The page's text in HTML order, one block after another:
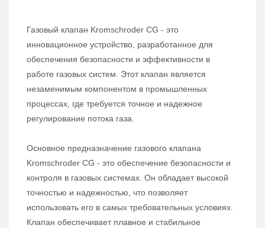
Газовый клапан Kromschroder CG - это
инновационное устройство, разработанное для
обеспечения безопасности и эффективности в
работе газовых систем. Этот клапан является
незаменимым компонентом в промышленных
процессах, где требуется точное и надежное
регулирование потока газа.
Основное предназначение газового клапана
Kromschroder CG - это обеспечение безопасности и
контроля в газовых системах. Он обладает высокой
точностью и надежностью, что позволяет
использовать его в самых требовательных условиях.
Клапан обеспечивает плавное и стабильное